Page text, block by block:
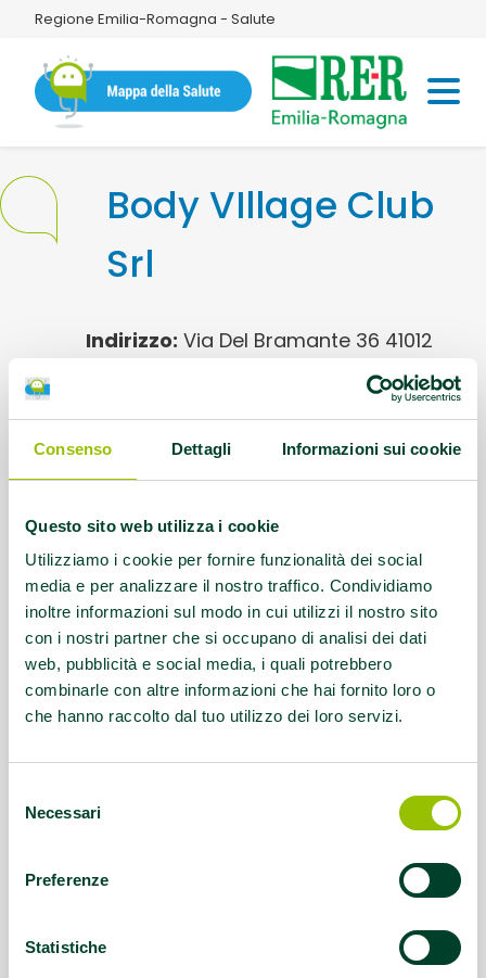
Consenso Dettagli Informazioni sui cookie
Questo sito web utilizza i cookie
Utilizziamo i cookie per fornire funzionalità dei social
media e per analizzare il nostro traffico. Condividiamo
inoltre informazioni sul modo in cui utilizzi il nostro sito
con i nostri partner che si occupano di analisi dei dati
web, pubblicità e social media, i quali potrebbero
combinarle con altre informazioni che hai fornito loro o
che hanno raccolto dal tuo utilizzo dei loro servizi.
delNecessari
Preferenze
Statistiche
Regione Emilia-Romagna - Salute
Body VIllage Club
Srl
Indirizzo: Via Del Bramante 36 41012
Referente:info@bodyvillage.it
Contatti:Tel./ Fax: 059 654544
promuovono la salute